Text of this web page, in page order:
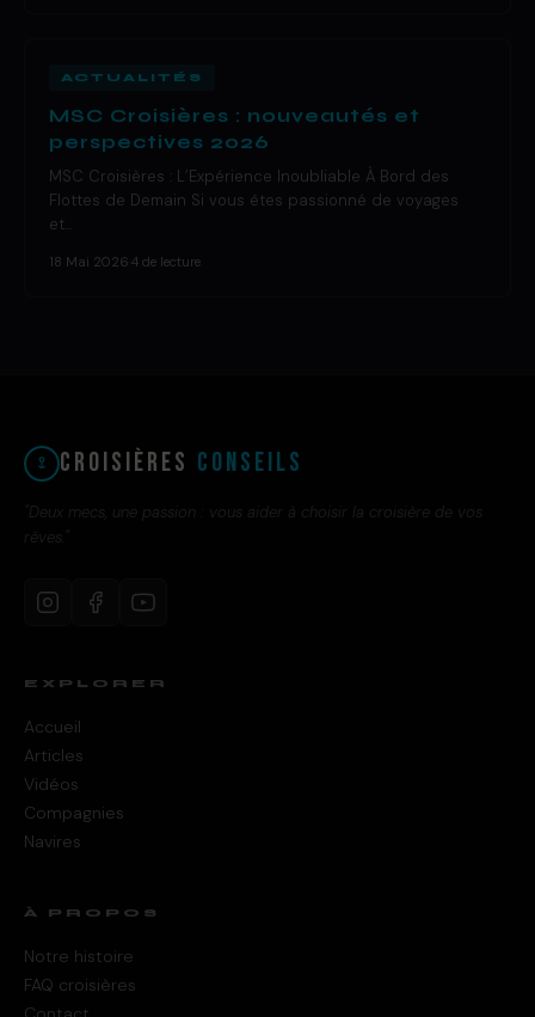
ACTUALITÉS
MSC Croisières : nouveautés et
perspectives 2026
MSC Croisières : L’Expérience Inoubliable À Bord des
Flottes de Demain Si vous êtes passionné de voyages
et…
18 Mai 2026 4 de lecture
Croisières Conseils
"Deux mecs, une passion : vous aider à choisir la croisière de vos
rêves."
EXPLORER
Accueil
Articles
Vidéos
Compagnies
Navires
À PROPOS
Notre histoire
FAQ croisières